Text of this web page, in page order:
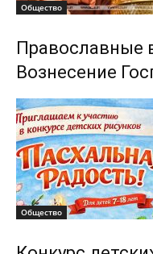
Общество
Православные
Вознесение
Общество